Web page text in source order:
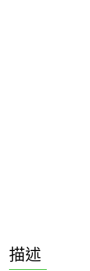
描述